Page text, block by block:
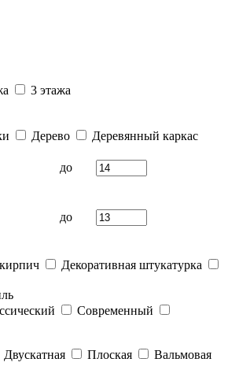
3 этажа
Дерево
Деревянный каркас
до
до
Декоративная штукатурка
Современный
Двускатная Плоская
Вальмовая